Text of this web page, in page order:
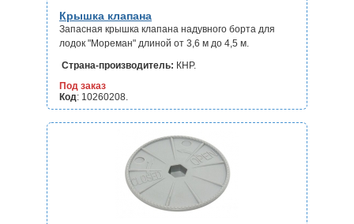
Крышка клапана
Запасная крышка клапана надувного борта для
лодок "Мореман" длиной от 3,6 м до 4,5 м.
Страна-производитель: КНР.
Под заказ
Код: 10260208.